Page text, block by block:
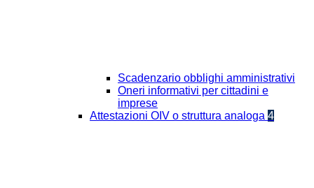
Scadenzario obblighi amministrativi
Oneri informativi per cittadini e
imprese
Attestazioni OIV o struttura analoga 4